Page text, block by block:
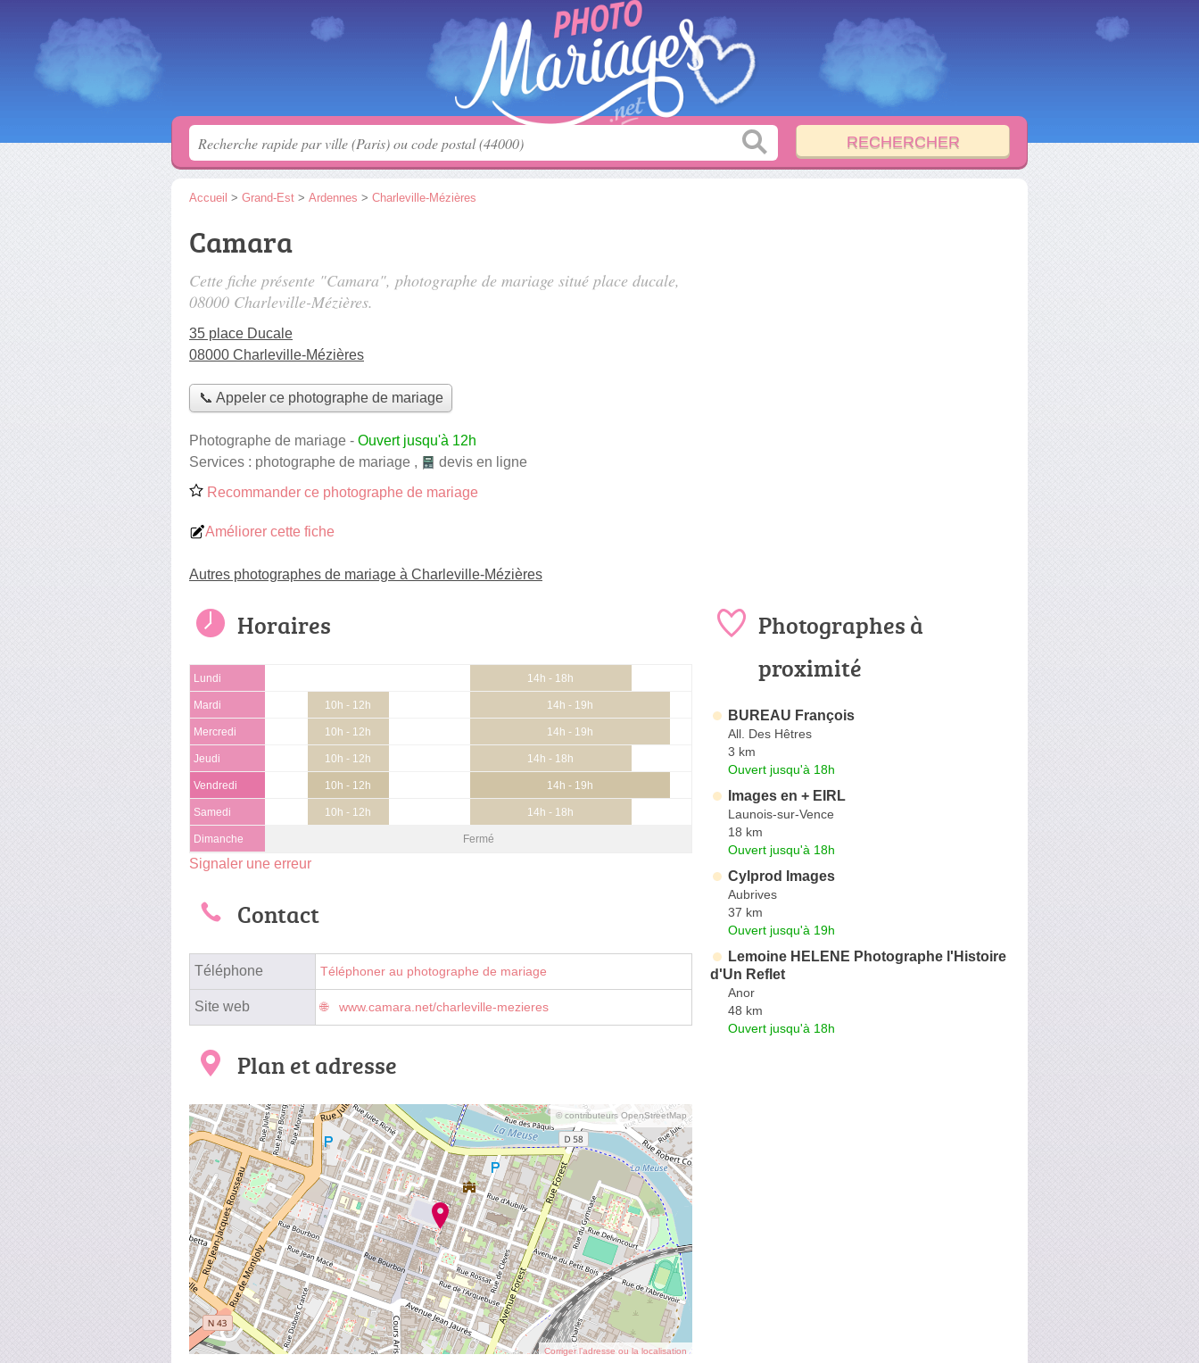
Accueil > Grand-Est > Ardennes > Charleville-Mézières
Camara
Cette fiche présente "Camara", photographe de mariage situé place ducale,
08000 Charleville-Mézières.
35 place Ducale
08000 Charleville-Mézières
📞 Appeler ce photographe de mariage
Photographe de mariage - Ouvert jusqu'à 12h
Services : photographe de mariage ,
devis en ligne
Recommander ce photographe de mariage
Améliorer cette fiche
Autres photographes de mariage à Charleville-Mézières
Horaires
Lundi 14h - 18h
Mardi 10h - 12h 14h - 19h
Mercredi 10h - 12h 14h - 19h
Jeudi 10h - 12h 14h - 18h
Vendredi 10h - 12h 14h - 19h
Samedi 10h - 12h 14h - 18h
Dimanche Fermé
Signaler une erreur
Contact
Téléphone Téléphoner au photographe de mariage
Site web www.camara.net/charleville-mezieres
Plan et adresse
© contributeurs OpenStreetMap
Corriger l’adresse ou la localisation
Photographes à
proximité
BUREAU François
All. Des Hêtres
3 km
Ouvert jusqu'à 18h
Images en + EIRL
Launois-sur-Vence
18 km
Ouvert jusqu'à 18h
Cylprod Images
Aubrives
37 km
Ouvert jusqu'à 19h
Lemoine HELENE Photographe l'Histoire
d'Un Reflet
Anor
48 km
Ouvert jusqu'à 18h